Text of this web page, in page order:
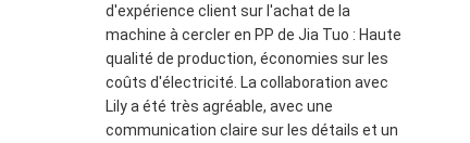
d'expérience client sur l'achat de la
machine à cercler en PP de Jia Tuo : Haute
qualité de production, économies sur les
coûts d'électricité. La collaboration avec
Lily a été très agréable, avec une
communication claire sur les détails et un